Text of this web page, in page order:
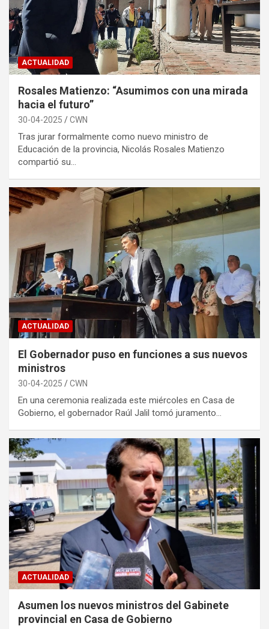
ACTUALIDAD
Rosales Matienzo: “Asumimos con una mirada
hacia el futuro”
30-04-2025 CWN
Tras jurar formalmente como nuevo ministro de
Educación de la provincia, Nicolás Rosales Matienzo
compartió su…
ACTUALIDAD
El Gobernador puso en funciones a sus nuevos
ministros
30-04-2025 CWN
En una ceremonia realizada este miércoles en Casa de
Gobierno, el gobernador Raúl Jalil tomó juramento…
ACTUALIDAD
Asumen los nuevos ministros del Gabinete
provincial en Casa de Gobierno